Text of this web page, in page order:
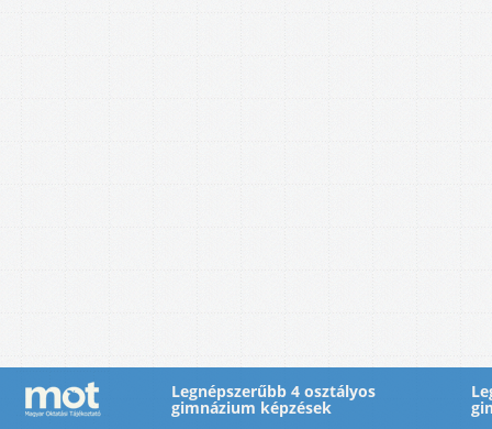
Legnépszerűbb 4 osztályos
gimnázium képzések